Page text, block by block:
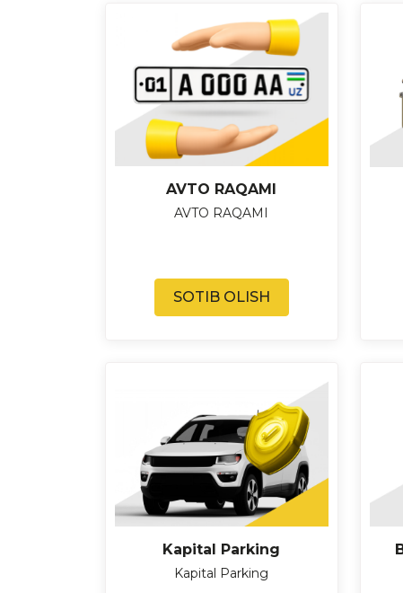
AVTO RAQAMI
AVTO RAQAMI
SOTIB OLISH
Kapital Parking
Kapital Parking